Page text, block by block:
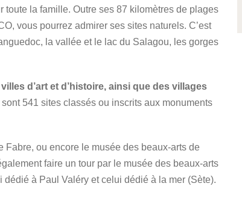
toute la famille. Outre ses 87 kilomètres de plages
vous pourrez admirer ses sites naturels. C’est
la vallée et le lac du Salagou, les gorges
d’art et d’histoire, ainsi que des villages
sont 541 sites classés ou inscrits aux monuments
Fabre, ou encore le musée des beaux-arts de
faire un tour par le musée des beaux-arts
à Paul Valéry et celui dédié à la mer (Sète).